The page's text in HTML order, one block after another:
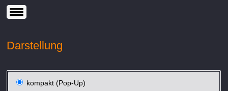
Darstellung
kompakt (Pop-Up)